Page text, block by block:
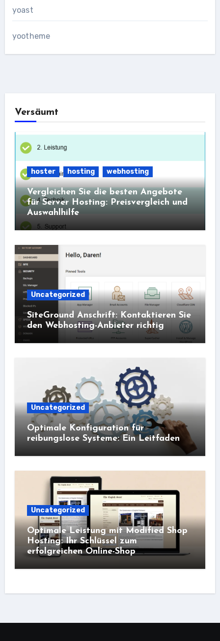
yoast
yootheme
Versäumt
hoster hosting webhosting
Vergleichen Sie die besten Angebote
für Server Hosting: Preisvergleich und
Auswahlhilfe
Uncategorized
SiteGround Anschrift: Kontaktieren Sie
den Webhosting-Anbieter richtig
Uncategorized
Optimale Konfiguration für
reibungslose Systeme: Ein Leitfaden
Uncategorized
Optimale Leistung mit Modified Shop
Hosting: Ihr Schlüssel zum
erfolgreichen Online-Shop